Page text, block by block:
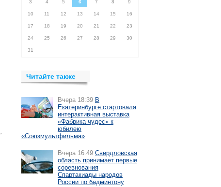
3 4 5 6 7 8 9
10 11 12 13 14 15 16
17 18 19 20 21 22 23
24 25 26 27 28 29 30
31
Читайте также
Вчера 18:39 В
Екатеринбурге стартовала
интерактивная выставка
«Фабрика чудес» к
юбилею
«Союзмультфильма»
Вчера 16:49 Свердловская
область принимает первые
соревнования
Спартакиады народов
России по бадминтону